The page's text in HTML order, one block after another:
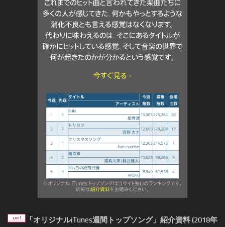
「オリジナルiTunes週間トップソング」紹介資料 (2018年